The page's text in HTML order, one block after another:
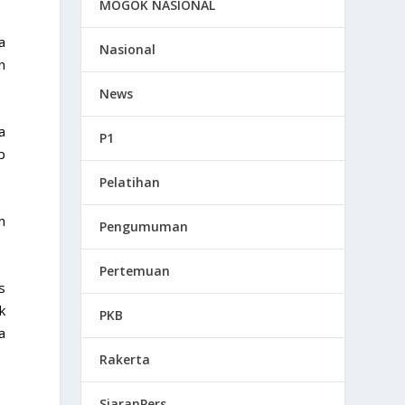
MOGOK NASIONAL
Nasional
News
P1
Pelatihan
Pengumuman
Pertemuan
PKB
Rakerta